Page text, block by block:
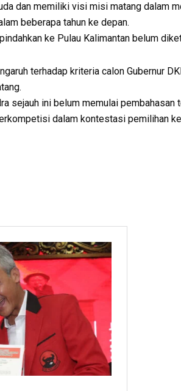
dan memiliki visi misi matang dalam
beberapa tahun ke depan.
ke Pulau Kalimantan belum
terhadap kriteria calon Gubernur
sejauh ini belum memulai pembahasan
dalam kontestasi pemilihan